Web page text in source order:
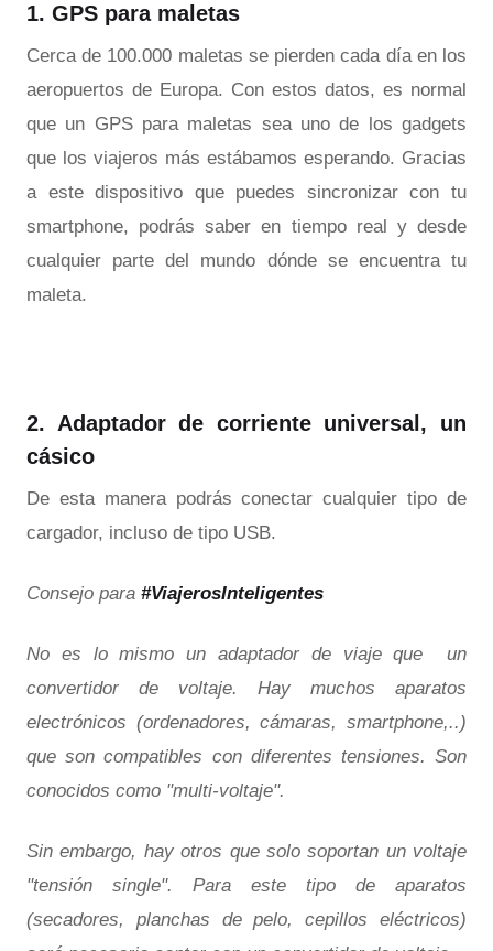
1. GPS para maletas
Cerca de 100.000 maletas se pierden cada día en los
aeropuertos de Europa. Con estos datos, es normal
que un GPS para maletas sea uno de los gadgets
que los viajeros más estábamos esperando. Gracias
a este dispositivo que puedes sincronizar con tu
smartphone, podrás saber en tiempo real y desde
cualquier parte del mundo dónde se encuentra tu
maleta.
2. Adaptador de corriente universal, un
cásico
De esta manera podrás conectar cualquier tipo de
cargador, incluso de tipo USB.
Consejo para #ViajerosInteligentes
No es lo mismo un adaptador de viaje que un
convertidor de voltaje. Hay muchos aparatos
electrónicos (ordenadores, cámaras, smartphone,..)
que son compatibles con diferentes tensiones. Son
conocidos como "multi-voltaje".
Sin embargo, hay otros que solo soportan un voltaje
"tensión single". Para este tipo de aparatos
(secadores, planchas de pelo, cepillos eléctricos)